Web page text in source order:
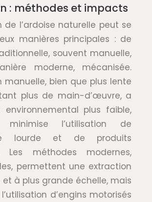
: méthodes et impacts
de l’ardoise naturelle peut se
manières principales : de
souvent manuelle,
moderne, mécanisée.
manuelle, bien que plus lente
plus de main-d’œuvre, a
plus faible,
l’utilisation de
lourde et de produits
Les méthodes modernes,
permettent une extraction
et à plus grande échelle, mais
d’engins motorisés